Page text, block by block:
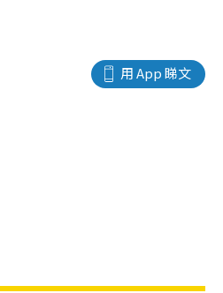
用 App 睇文